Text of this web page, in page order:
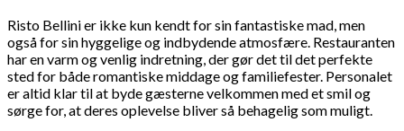
Risto Bellini er ikke kun kendt for sin fantastiske mad, men
også for sin hyggelige og indbydende atmosfære. Restauranten
har en varm og venlig indretning, der gør det til det perfekte
sted for både romantiske middage og familiefester. Personalet
er altid klar til at byde gæsterne velkommen med et smil og
sørge for, at deres oplevelse bliver så behagelig som muligt.